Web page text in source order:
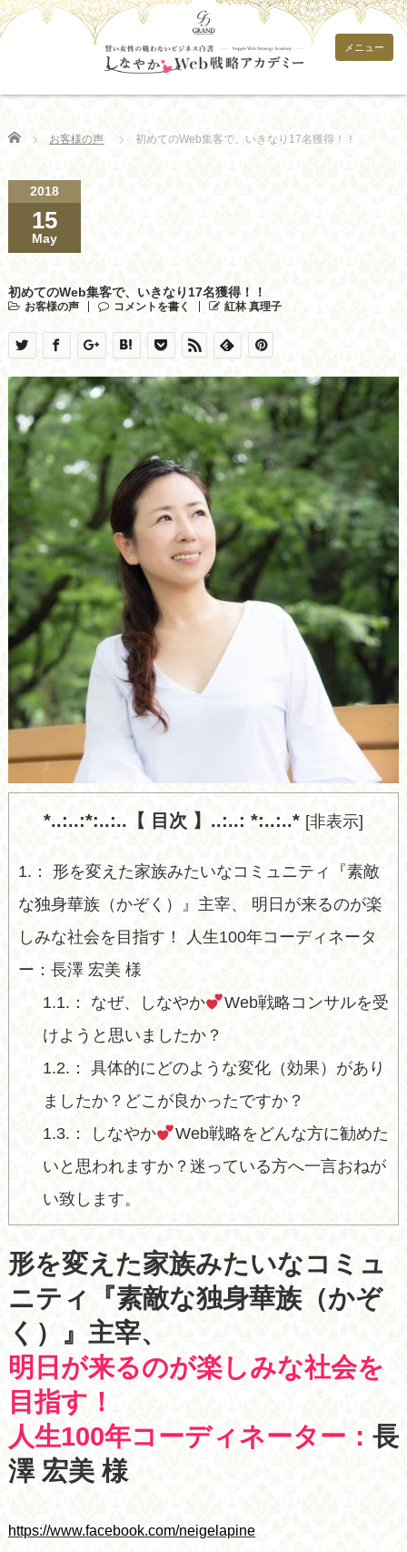
メニュー
Home お客様の声 初めてのWeb集客で、いきなり17名獲得！！
2018
15
May
初めてのWeb集客で、いきなり17名獲得！！
お客様の声 コメントを書く 紅林 真理子
*..:..:*:..:..【 目次 】..:..: *:..:..* [非表示]
1.
形を変えた家族みたいなコミュニティ『素敵
な独身華族（かぞく）』主宰、 明日が来るのが楽
しみな社会を目指す！ 人生100年コーディネータ
ー：長澤 宏美 様
1.1.
なぜ、しなやか
Web戦略コンサルを受
けようと思いましたか？
1.2.
具体的にどのような変化（効果）があり
ましたか？どこが良かったですか？
1.3.
しなやか
Web戦略をどんな方に勧めた
いと思われますか？迷っている方へ一言おねが
い致します。
形を変えた家族みたいなコミュ
ニティ『素敵な独身華族（かぞ
く）』主宰、
明日が来るのが楽しみな社会を
目指す！
人生100年コーディネーター： 長
澤 宏美 様
https://www.facebook.com/neigelapine